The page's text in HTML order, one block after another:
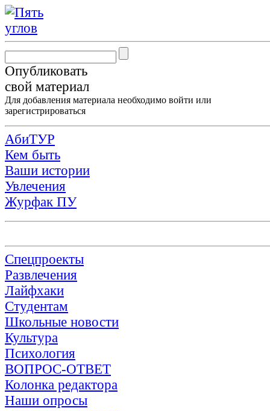
Опубликовать
свой материал
Для добавления материала необходимо войти или
зарегистрироваться
АбиТУР
Кем быть
Ваши истории
Увлечения
Журфак ПУ
Спецпроекты
Развлечения
Лайфхаки
Студентам
Школьные новости
Культура
Психология
ВОПРОС-ОТВЕТ
Колонка редактора
Наши опросы